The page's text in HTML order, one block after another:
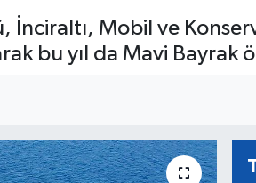
Mobil ve
bu yıl da Mavi Bayrak